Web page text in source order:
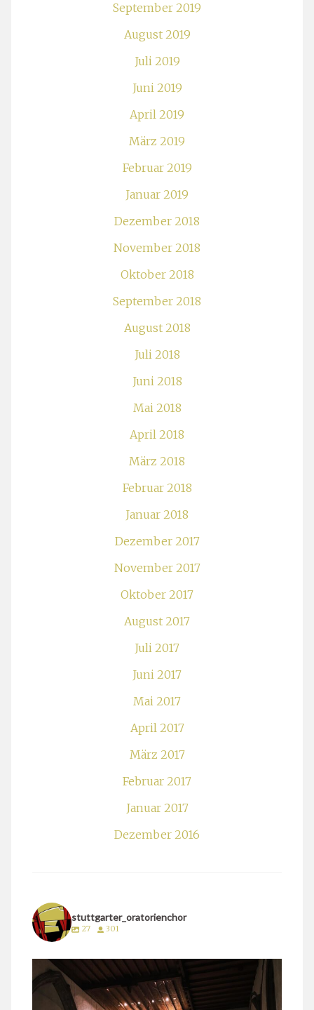
September 2019
August 2019
Juli 2019
Juni 2019
April 2019
März 2019
Februar 2019
Januar 2019
Dezember 2018
November 2018
Oktober 2018
September 2018
August 2018
Juli 2018
Juni 2018
Mai 2018
April 2018
März 2018
Februar 2018
Januar 2018
Dezember 2017
November 2017
Oktober 2017
August 2017
Juli 2017
Juni 2017
Mai 2017
April 2017
März 2017
Februar 2017
Januar 2017
Dezember 2016
stuttgarter_oratorienchor
27 301
stuttgarter_oratorienchor
März 24